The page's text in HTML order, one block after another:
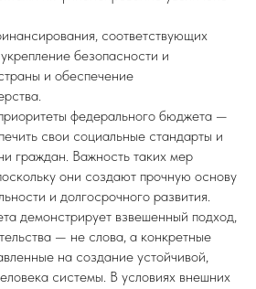
соответствующих
безопасности и
и обеспечение
федерального бюджета —
свои социальные стандарты и
граждан. Важность таких мер
они создают прочную основу
и долгосрочного развития.
демонстрирует взвешенный подход,
— не слова, а конкретные
на создание устойчивой,
системы. В условиях внешних